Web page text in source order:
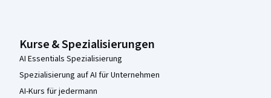
Kurse & Spezialisierungen
AI Essentials Spezialisierung
Spezialisierung auf AI für Unternehmen
AI-Kurs für jedermann